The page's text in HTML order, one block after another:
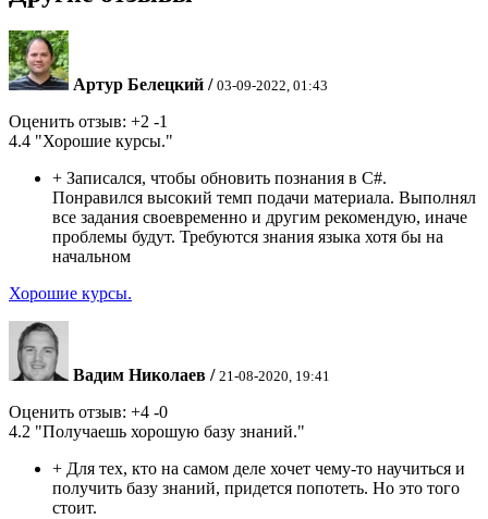
Артур Белецкий / 03-09-2022, 01:43
Оценить отзыв: +2 -1
4.4 "Хорошие курсы."
+ Записался, чтобы обновить познания в C#.
Понравился высокий темп подачи материала. Выполнял
все задания своевременно и другим рекомендую, иначе
проблемы будут. Требуются знания языка хотя бы на
начальном
Хорошие курсы.
Вадим Николаев / 21-08-2020, 19:41
Оценить отзыв: +4 -0
4.2 "Получаешь хорошую базу знаний."
+ Для тех, кто на самом деле хочет чему-то научиться и
получить базу знаний, придется попотеть. Но это того
стоит.